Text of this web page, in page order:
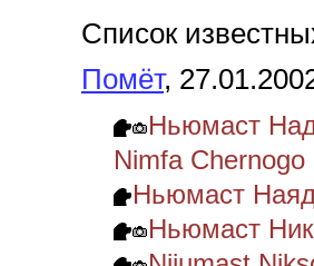
Список
Помёт,
Ньюмаст
Nimfa Chernogo
Ньюмаст
Ньюмаст